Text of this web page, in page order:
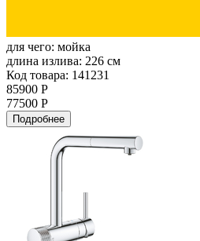
для чего: мойка
длина излива: 226 см
Код товара: 141231
85900 Р
77500 Р
Подробнее